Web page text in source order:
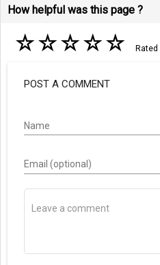
How helpful was this page ?
☆☆☆☆☆ Rated
POST A COMMENT
Name
Email (optional)